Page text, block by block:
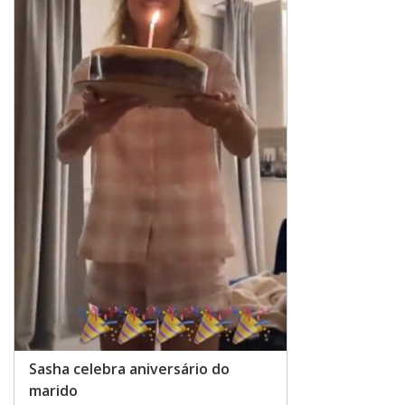
Sasha celebra aniversário do
marido